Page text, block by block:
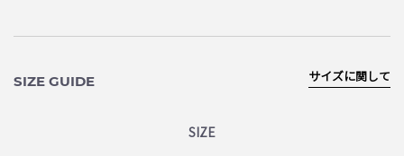
SIZE GUIDE
SIZE
サイズに関して